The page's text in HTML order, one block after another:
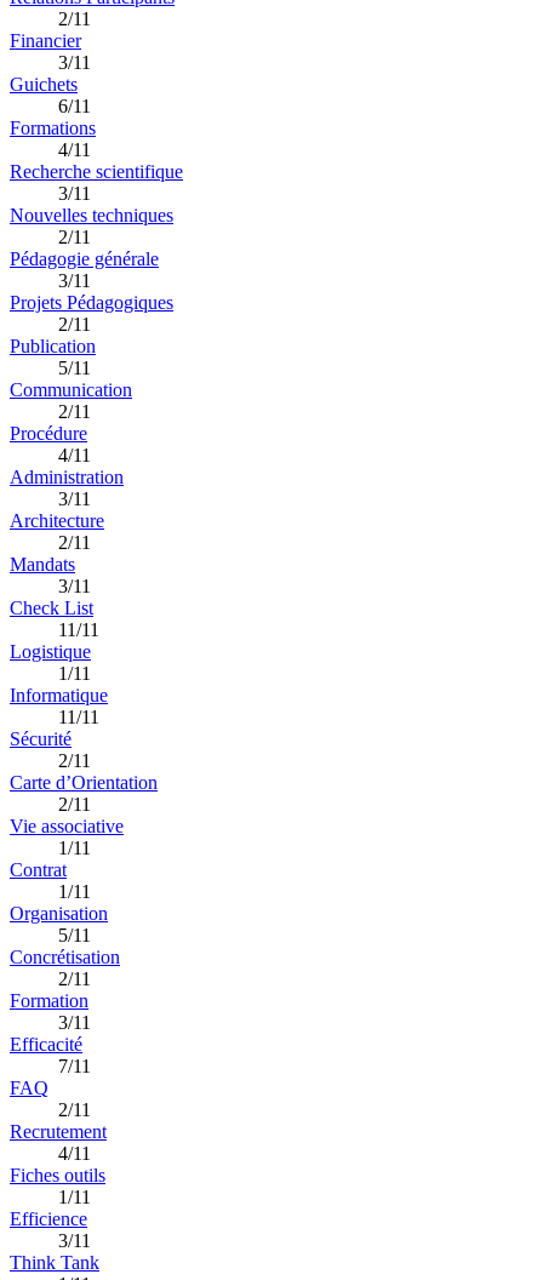
2/11
Financier
3/11
Guichets
6/11
Formations
4/11
Recherche scientifique
3/11
Nouvelles techniques
2/11
Pédagogie générale
3/11
Projets Pédagogiques
2/11
Publication
5/11
Communication
2/11
Procédure
4/11
Administration
3/11
Architecture
2/11
Mandats
3/11
Check List
11/11
Logistique
1/11
Informatique
11/11
Sécurité
2/11
Carte d’Orientation
2/11
Vie associative
1/11
Contrat
1/11
Organisation
5/11
Concrétisation
2/11
Formation
3/11
Efficacité
7/11
FAQ
2/11
Recrutement
4/11
Fiches outils
1/11
Efficience
3/11
Think Tank